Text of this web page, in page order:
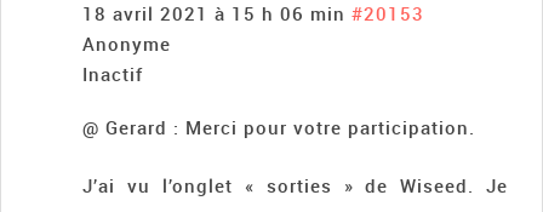
18 avril 2021 à 15 h 06 min #20153
Anonyme
Inactif
@ Gerard : Merci pour votre participation.
J’ai vu l’onglet « sorties » de Wiseed. Je